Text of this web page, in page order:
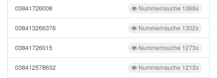
Nummernsuche 1368x
03841726008
Nummernsuche 1302x
038413266376
Nummernsuche 1273x
03841726015
Nummernsuche 1213x
038412578632